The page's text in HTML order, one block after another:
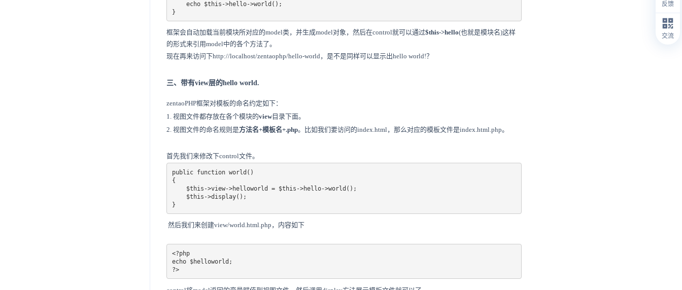
}
框架会自动加载当前模块所对应的model类，并生成model对象，然后在control就可以通过$this->hello(也就是模块名)这样
的形式来引用model中的各个方法了。
现在再来访问下http://localhost/zentaophp/hello-world，是不是同样可以显示出hello world!？
三、带有view层的hello world.
zentaoPHP框架对模板的命名约定如下：
1. 视图文件都存放在各个模块的view目录下面。
2. 视图文件的命名规则是方法名+模板名+.php。比如我们要访问的index.html，那么对应的模板文件是index.html.php。
首先我们来修改下control文件。
public function world()
{
}
然后我们来创建view/world.html.php，内容如下
<?php
echo $helloworld;
?>
反馈
交流